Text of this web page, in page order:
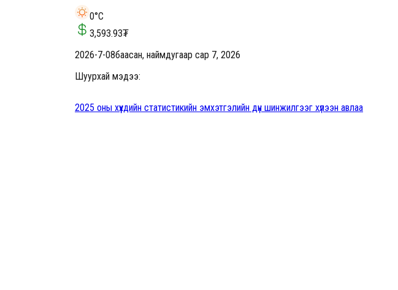
0°C
3,593.93₮
2026-7-08баасан, наймдугаар сар 7, 2026
Шуурхай мэдээ:
2025 оны хүүхдийн статистикийн эмхэтгэлийн дүн шинжилгээг хүлээн авлаа